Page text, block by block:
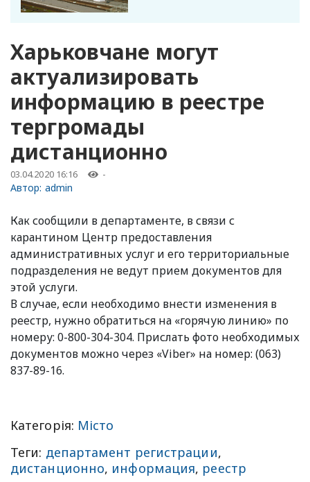
Харьковчане могут
актуализировать
информацию в реестре
тергромады
дистанционно
03.04.2020 16:16 -
Автор: admin
Как сообщили в департаменте, в связи с
карантином Центр предоставления
административных услуг и его территориальные
подразделения не ведут прием документов для
этой услуги.
В случае, если необходимо внести изменения в
реестр, нужно обратиться на «горячую линию» по
номеру: 0-800-304-304. Прислать фото необходимых
документов можно через «Viber» на номер: (063)
837-89-16.
Категорія: Місто
Теги: департамент регистрации,
дистанционно, информация, реестр